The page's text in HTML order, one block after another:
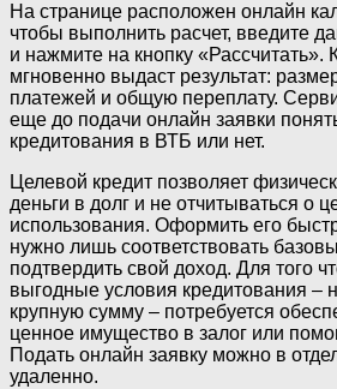
На странице расположен онлайн
чтобы выполнить расчет, введите
и нажмите на кнопку «Рассчитать».
мгновенно выдаст результат:
платежей и общую переплату.
еще до подачи онлайн заявки
кредитования в ВТБ или нет.
Целевой кредит позволяет
деньги в долг и не отчитываться о
использования. Оформить его
нужно лишь соответствовать
подтвердить свой доход. Для того
выгодные условия кредитования –
крупную сумму – потребуется
ценное имущество в залог или
Подать онлайн заявку можно в
удаленно.